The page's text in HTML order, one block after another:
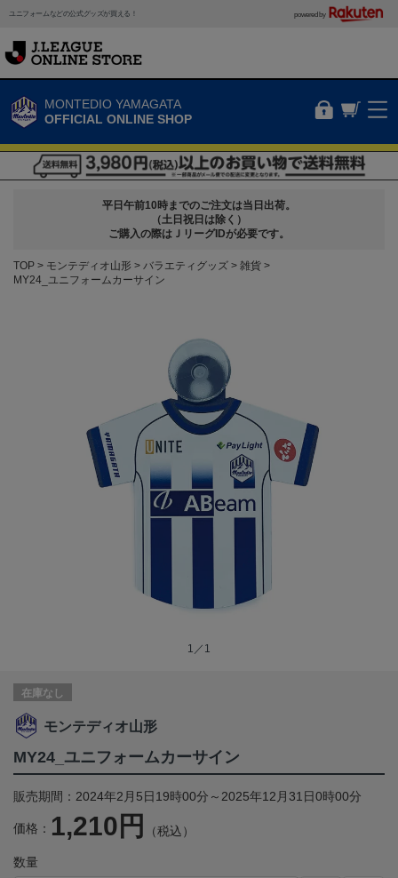
ユニフォームなどの公式グッズが買える！ powered by
MONTEDIO YAMAGATA
OFFICIAL ONLINE SHOP
平日午前10時までのご注文は当日出荷。
（土日祝日は除く）
ご購入の際はＪリーグIDが必要です。
TOP モンテディオ山形 バラエティグッズ
雑貨
MY24_ユニフォームカーサイン
1／1
在庫なし
モンテディオ山形
MY24_ユニフォームカーサイン
販売期間：2024年2月5日19時00分～2025年12月31日0時00分
価格： 1,210円 （税込）
数量